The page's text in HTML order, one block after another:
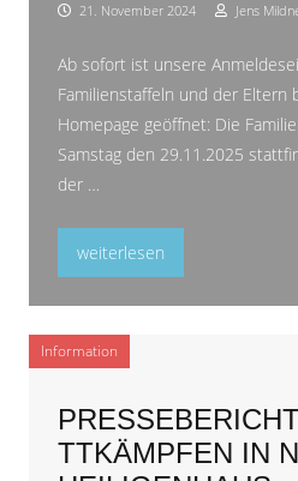
21. November 2024 Jens
Ab sofort ist unsere
Familienstaffeln und der Eltern
Homepage geöffnet: Die
Samstag den 29.11.2025
der …
„Anmeldung zur
weiterlesen
Information
TTKÄMPFEN IN